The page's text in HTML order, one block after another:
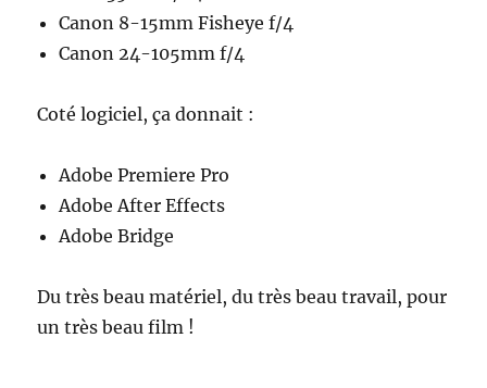
Canon 8-15mm Fisheye f/4
Canon 24-105mm f/4
Coté logiciel, ça donnait :
Adobe Premiere Pro
Adobe After Effects
Adobe Bridge
Du très beau matériel, du très beau travail, pour
un très beau film !